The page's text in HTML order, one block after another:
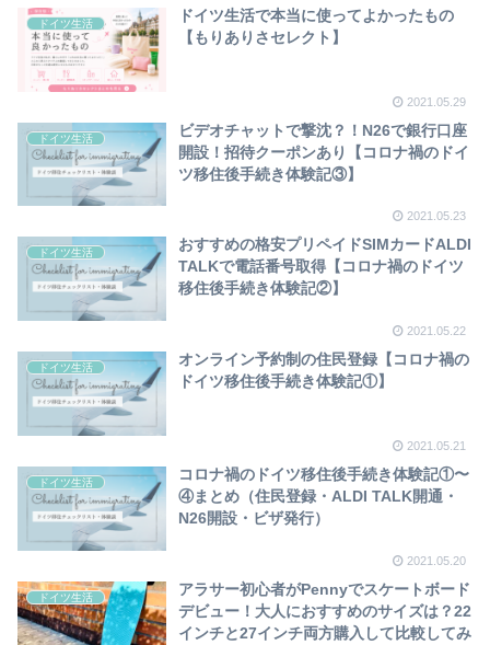
ドイツ生活
ドイツ生活で本当に使ってよかったもの
【もりありさセレクト】
2021.05.29
ドイツ生活
ビデオチャットで撃沈？！N26で銀行口座
開設！招待クーポンあり【コロナ禍のドイ
ツ移住後手続き体験記③】
2021.05.23
ドイツ生活
おすすめの格安プリペイドSIMカードALDI
TALKで電話番号取得【コロナ禍のドイツ
移住後手続き体験記②】
2021.05.22
ドイツ生活
オンライン予約制の住民登録【コロナ禍の
ドイツ移住後手続き体験記①】
2021.05.21
ドイツ生活
コロナ禍のドイツ移住後手続き体験記①〜
④まとめ（住民登録・ALDI TALK開通・
N26開設・ビザ発行）
2021.05.20
ドイツ生活
アラサー初心者がPennyでスケートボード
デビュー！大人におすすめのサイズは？22
インチと27インチ両方購入して比較してみ